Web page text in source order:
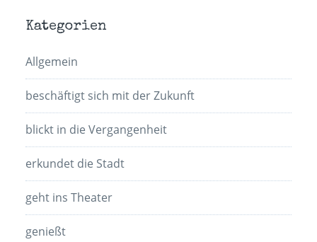
Kategorien
Allgemein
beschäftigt sich mit der Zukunft
blickt in die Vergangenheit
erkundet die Stadt
geht ins Theater
genießt